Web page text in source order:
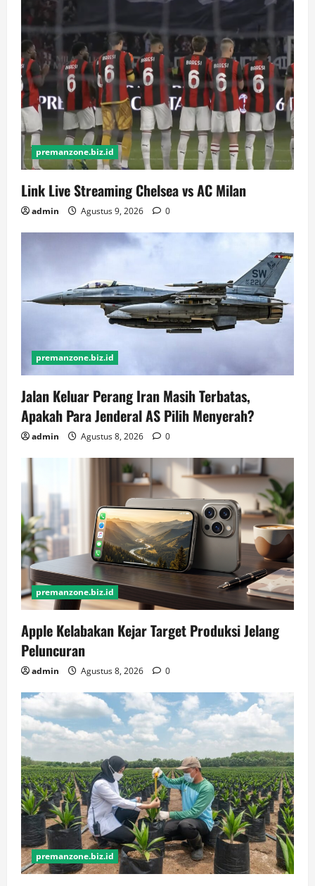
premanzone.biz.id
Link Live Streaming Chelsea vs AC Milan
admin Agustus 9, 2026 0
premanzone.biz.id
Jalan Keluar Perang Iran Masih Terbatas,
Apakah Para Jenderal AS Pilih Menyerah?
admin Agustus 8, 2026 0
premanzone.biz.id
Apple Kelabakan Kejar Target Produksi Jelang
Peluncuran
admin Agustus 8, 2026 0
premanzone.biz.id